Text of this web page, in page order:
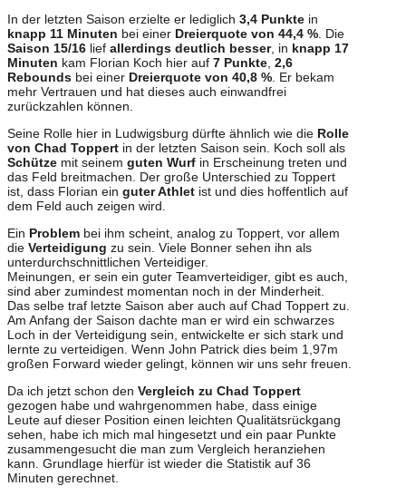
In der letzten Saison erzielte er lediglich 3,4 Punkte in
knapp 11 Minuten bei einer Dreierquote von 44,4 % . Die
Saison 15/16 lief allerdings deutlich besser, in knapp 17
Minuten kam Florian Koch hier auf 7 Punkte 2,6
Rebounds bei einer Dreierquote von 40,8 % . Er bekam
mehr Vertrauen und hat dieses auch einwandfrei
zurückzahlen können.
Seine Rolle hier in Ludwigsburg dürfte ähnlich wie die Rolle
von Chad Toppert in der letzten Saison sein. Koch soll als
Schütze mit seinem guten Wurf in Erscheinung treten und
das Feld breitmachen. Der große Unterschied zu Toppert
ist, dass Florian ein guter Athlet ist und dies hoffentlich auf
dem Feld auch zeigen wird.
Ein Problem bei ihm scheint, analog zu Toppert, vor allem
die Verteidigung zu sein. Viele Bonner sehen ihn als
unterdurchschnittlichen Verteidiger.
Meinungen, er sein ein guter Teamverteidiger, gibt es auch,
sind aber zumindest momentan noch in der Minderheit.
Das selbe traf letzte Saison aber auch auf Chad Toppert zu.
Am Anfang der Saison dachte man er wird ein schwarzes
Loch in der Verteidigung sein, entwickelte er sich stark und
lernte zu verteidigen. Wenn John Patrick dies beim 1,97m
großen Forward wieder gelingt, können wir uns sehr freuen.
Da ich jetzt schon den Vergleich zu Chad Toppert
gezogen habe und wahrgenommen habe, dass einige
Leute auf dieser Position einen leichten Qualitätsrückgang
sehen, habe ich mich mal hingesetzt und ein paar Punkte
zusammengesucht die man zum Vergleich heranziehen
kann. Grundlage hierfür ist wieder die Statistik auf 36
Minuten gerechnet.